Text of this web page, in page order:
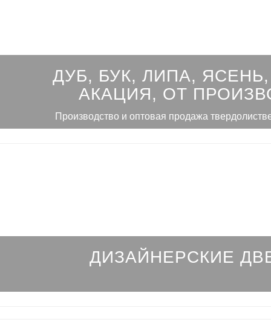
ДУБ, БУК, ЛИПА, ЯСЕНЬ,
АКАЦИЯ, ОТ
Производство и оптовая продажа
ДИЗАЙНЕРСКИЕ